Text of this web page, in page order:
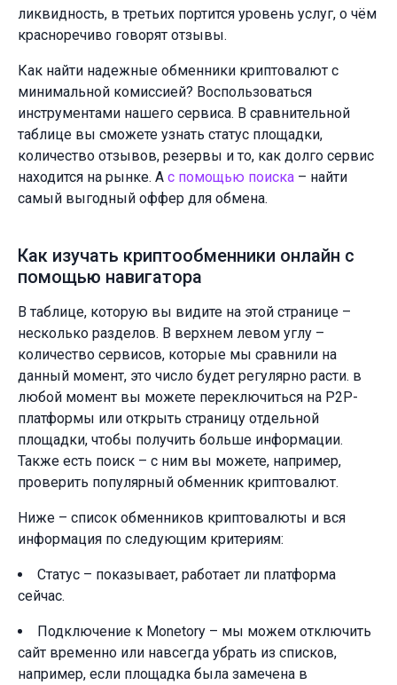
ликвидность, в третьих портится уровень услуг, о чём
красноречиво говорят отзывы.
Как найти надежные обменники криптовалют с
минимальной комиссией? Воспользоваться
инструментами нашего сервиса. В сравнительной
таблице вы сможете узнать статус площадки,
количество отзывов, резервы и то, как долго сервис
находится на рынке. А с помощью поиска – найти
самый выгодный оффер для обмена.
Как изучать криптообменники онлайн с
помощью навигатора
В таблице, которую вы видите на этой странице –
несколько разделов. В верхнем левом углу –
количество сервисов, которые мы сравнили на
данный момент, это число будет регулярно расти. в
любой момент вы можете переключиться на P2P-
платформы или открыть страницу отдельной
площадки, чтобы получить больше информации.
Также есть поиск – с ним вы можете, например,
проверить популярный обменник криптовалют.
Ниже – список обменников криптовалюты и вся
информация по следующим критериям:
Статус – показывает, работает ли платформа
сейчас.
Подключение к Monetory – мы можем отключить
сайт временно или навсегда убрать из списков,
например, если площадка была замечена в